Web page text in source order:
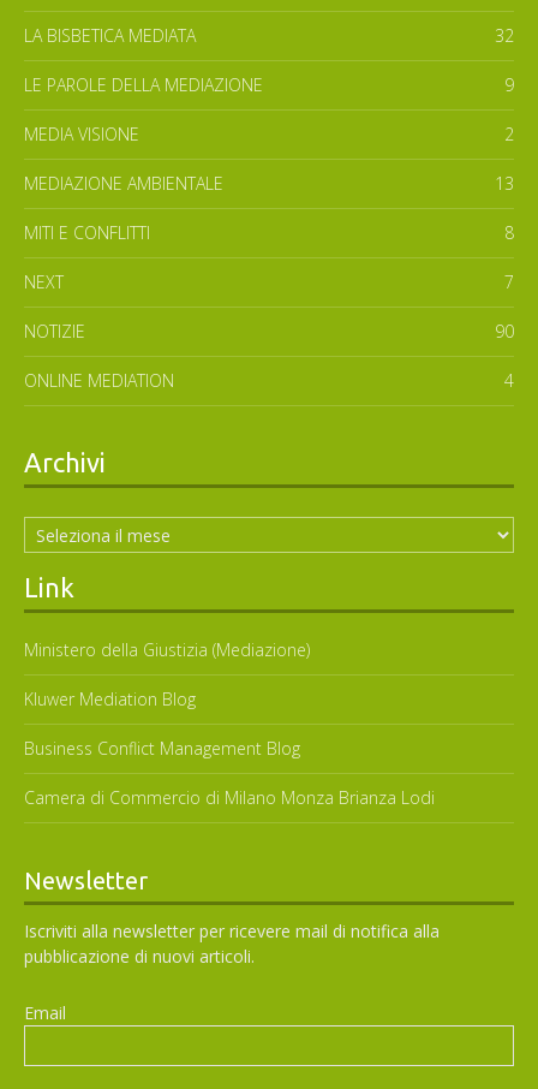
LA BISBETICA MEDIATA 32
LE PAROLE DELLA MEDIAZIONE 9
MEDIA VISIONE 2
MEDIAZIONE AMBIENTALE 13
MITI E CONFLITTI 8
NEXT 7
NOTIZIE 90
ONLINE MEDIATION 4
Archivi
Archivi
Link
Ministero della Giustizia (Mediazione)
Kluwer Mediation Blog
Business Conflict Management Blog
Camera di Commercio di Milano Monza Brianza Lodi
Newsletter
Iscriviti alla newsletter per ricevere mail di notifica alla
pubblicazione di nuovi articoli.
Email